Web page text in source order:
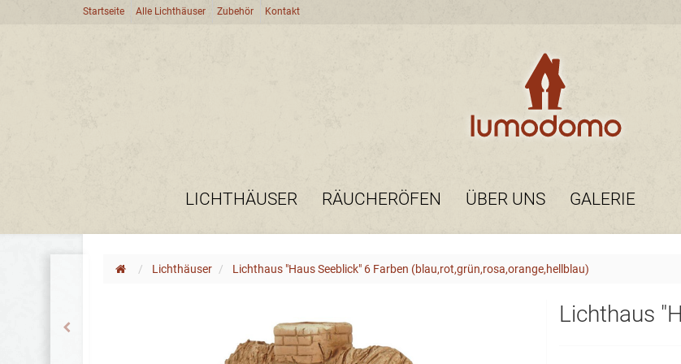
Startseite Alle Lichthäuser Zubehör Kontakt
LICHTHÄUSER RÄUCHERÖFEN ÜBER UNS GALERIE
Lichthäuser Lichthaus "Haus Seeblick" 6 Farben (blau,rot,grün,rosa,orange,hellblau)
Lichthaus